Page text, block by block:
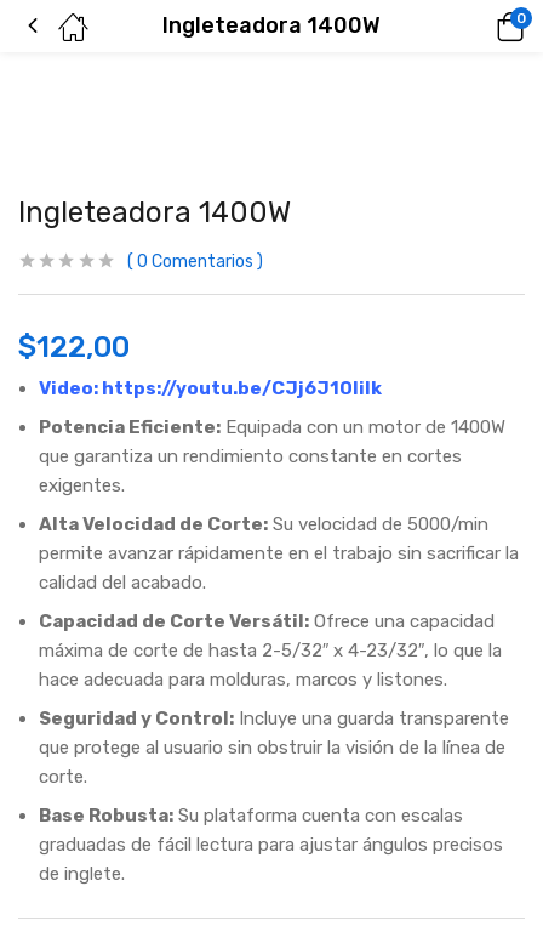
Ingleteadora 1400W 0
Ingleteadora 1400W
0 Comentarios
$122,00
Video: https://youtu.be/CJj6J1OliIk
Potencia Eficiente: Equipada con un motor de 1400W
que garantiza un rendimiento constante en cortes
exigentes.
Alta Velocidad de Corte: Su velocidad de 5000/min
permite avanzar rápidamente en el trabajo sin sacrificar la
calidad del acabado.
Capacidad de Corte Versátil: Ofrece una capacidad
máxima de corte de hasta 2-5/32″ x 4-23/32″, lo que la
hace adecuada para molduras, marcos y listones.
Seguridad y Control: Incluye una guarda transparente
que protege al usuario sin obstruir la visión de la línea de
corte.
Base Robusta: Su plataforma cuenta con escalas
graduadas de fácil lectura para ajustar ángulos precisos
de inglete.